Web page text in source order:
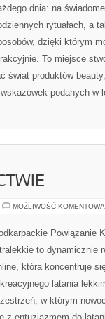
dnia: na
rytuałach, a
dzięki którym
To miejsce
świat produktów
podanych w
MOŻLIWOŚĆ
Powiązanie
to dynamicznie
która koncentruje
latania
w którym